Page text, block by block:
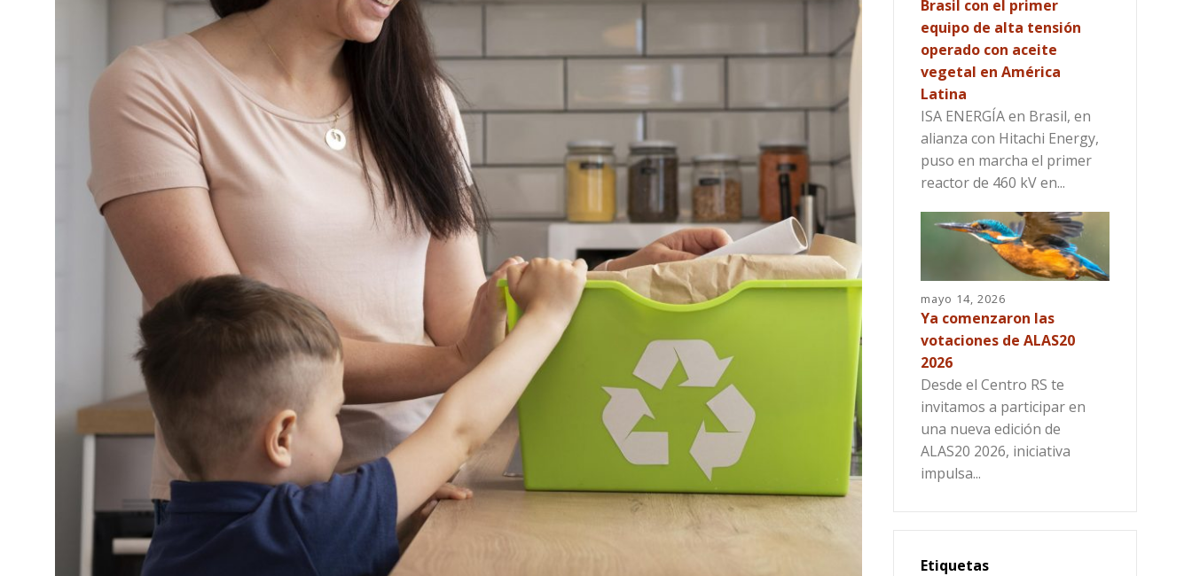
Brasil con el primer
equipo de alta tensión
operado con aceite
vegetal en América
Latina
ISA ENERGÍA en Brasil, en
alianza con Hitachi Energy,
puso en marcha el primer
reactor de 460 kV en...
mayo 14, 2026
Ya comenzaron las
votaciones de ALAS20
2026
Desde el Centro RS te
invitamos a participar en
una nueva edición de
ALAS20 2026, iniciativa
impulsa...
Etiquetas